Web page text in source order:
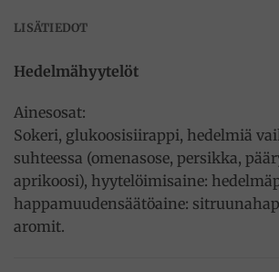
LISÄTIEDOT
Hedelmähyytelöt
Ainesosat:
Sokeri, glukoosisiirappi, hedelmiä
suhteessa (omenasose, persikka,
aprikoosi), hyytelöimisaine:
happamuudensäätöaine:
aromit.